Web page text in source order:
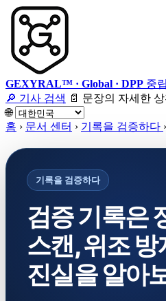
GEXYRAL™ · Global · DPP 중
🔎 기사 검색 📄 문장의 자세한
🌐
홈 › 문서 센터 › 기록을 검증하다 ›
기록을 검증하다
검증 기록은
스캔, 위조
진실을 알아